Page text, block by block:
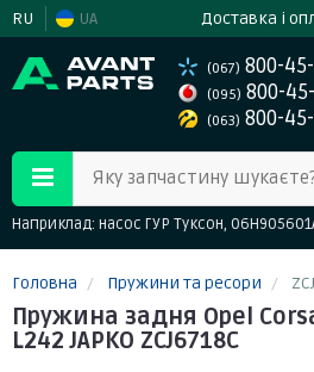
RU UA Доставка і
(067) 800-
(095) 800-
(063) 800-
Яку запчастину
Наприклад: насос ГУР Туксон,
Головна Пружини та ресори
Пружина задня Opel
L242 JAPKO ZCJ6718C